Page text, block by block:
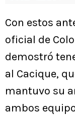
Con estos
oficial de
demostró
al Cacique,
mantuvo su
ambos